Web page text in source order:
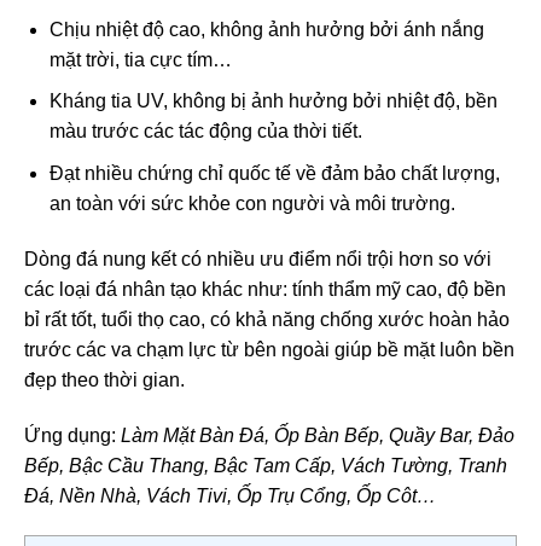
Chịu nhiệt độ cao, không ảnh hưởng bởi ánh nắng
mặt trời, tia cực tím…
Kháng tia UV, không bị ảnh hưởng bởi nhiệt độ, bền
màu trước các tác động của thời tiết.
Đạt nhiều chứng chỉ quốc tế về đảm bảo chất lượng,
an toàn với sức khỏe con người và môi trường.
Dòng đá nung kết có nhiều ưu điểm nổi trội hơn so với
các loại đá nhân tạo khác như: tính thẩm mỹ cao, độ bền
bỉ rất tốt, tuổi thọ cao, có khả năng chống xước hoàn hảo
trước các va chạm lực từ bên ngoài giúp bề mặt luôn bền
đẹp theo thời gian.
Ứng dụng: Làm Mặt Bàn Đá, Ốp Bàn Bếp, Quầy Bar, Đảo
Bếp, Bậc Cầu Thang, Bậc Tam Cấp, Vách Tường, Tranh
Đá, Nền Nhà, Vách Tivi, Ốp Trụ Cổng, Ốp Côt…